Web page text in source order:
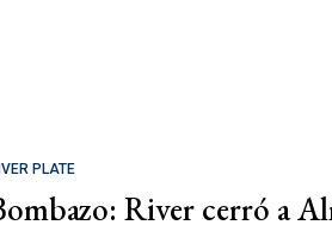
PLATE
River cerró a